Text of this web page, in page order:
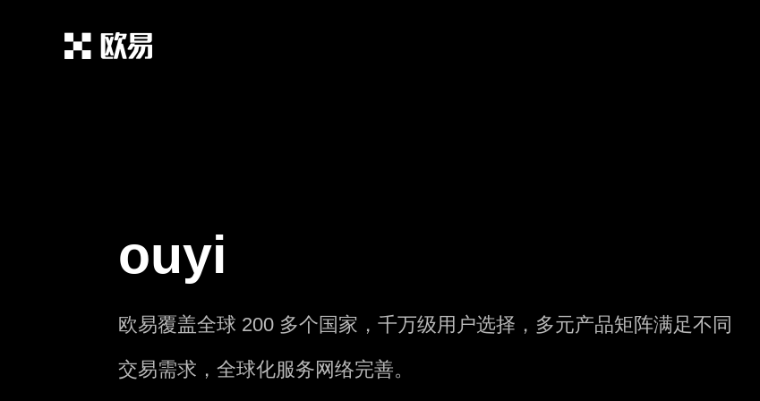
ouyi
欧易覆盖全球 200 多个国家，千万级用户选择，多元产品矩阵满足不同
交易需求，全球化服务网络完善。​